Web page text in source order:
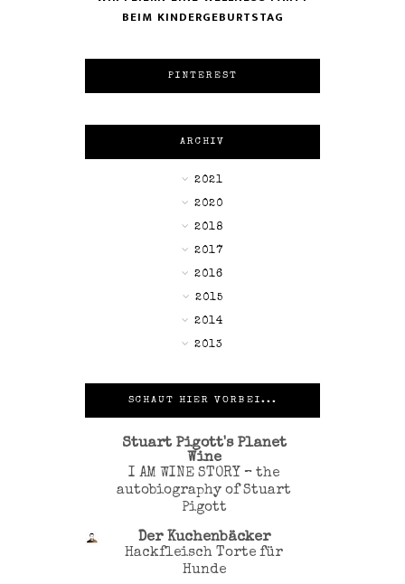
BEIM KINDERGEBURTSTAG
PINTEREST
ARCHIV
►2021
►2020
►2018
▼2017
►2016
►2015
►2014
►2013
SCHAUT HIER VORBEI...
Stuart Pigott's Planet
Wine
I AM WINE STORY – the
autobiography of Stuart
Pigott
Der Kuchenbäcker
Hackfleisch Torte für
Hunde